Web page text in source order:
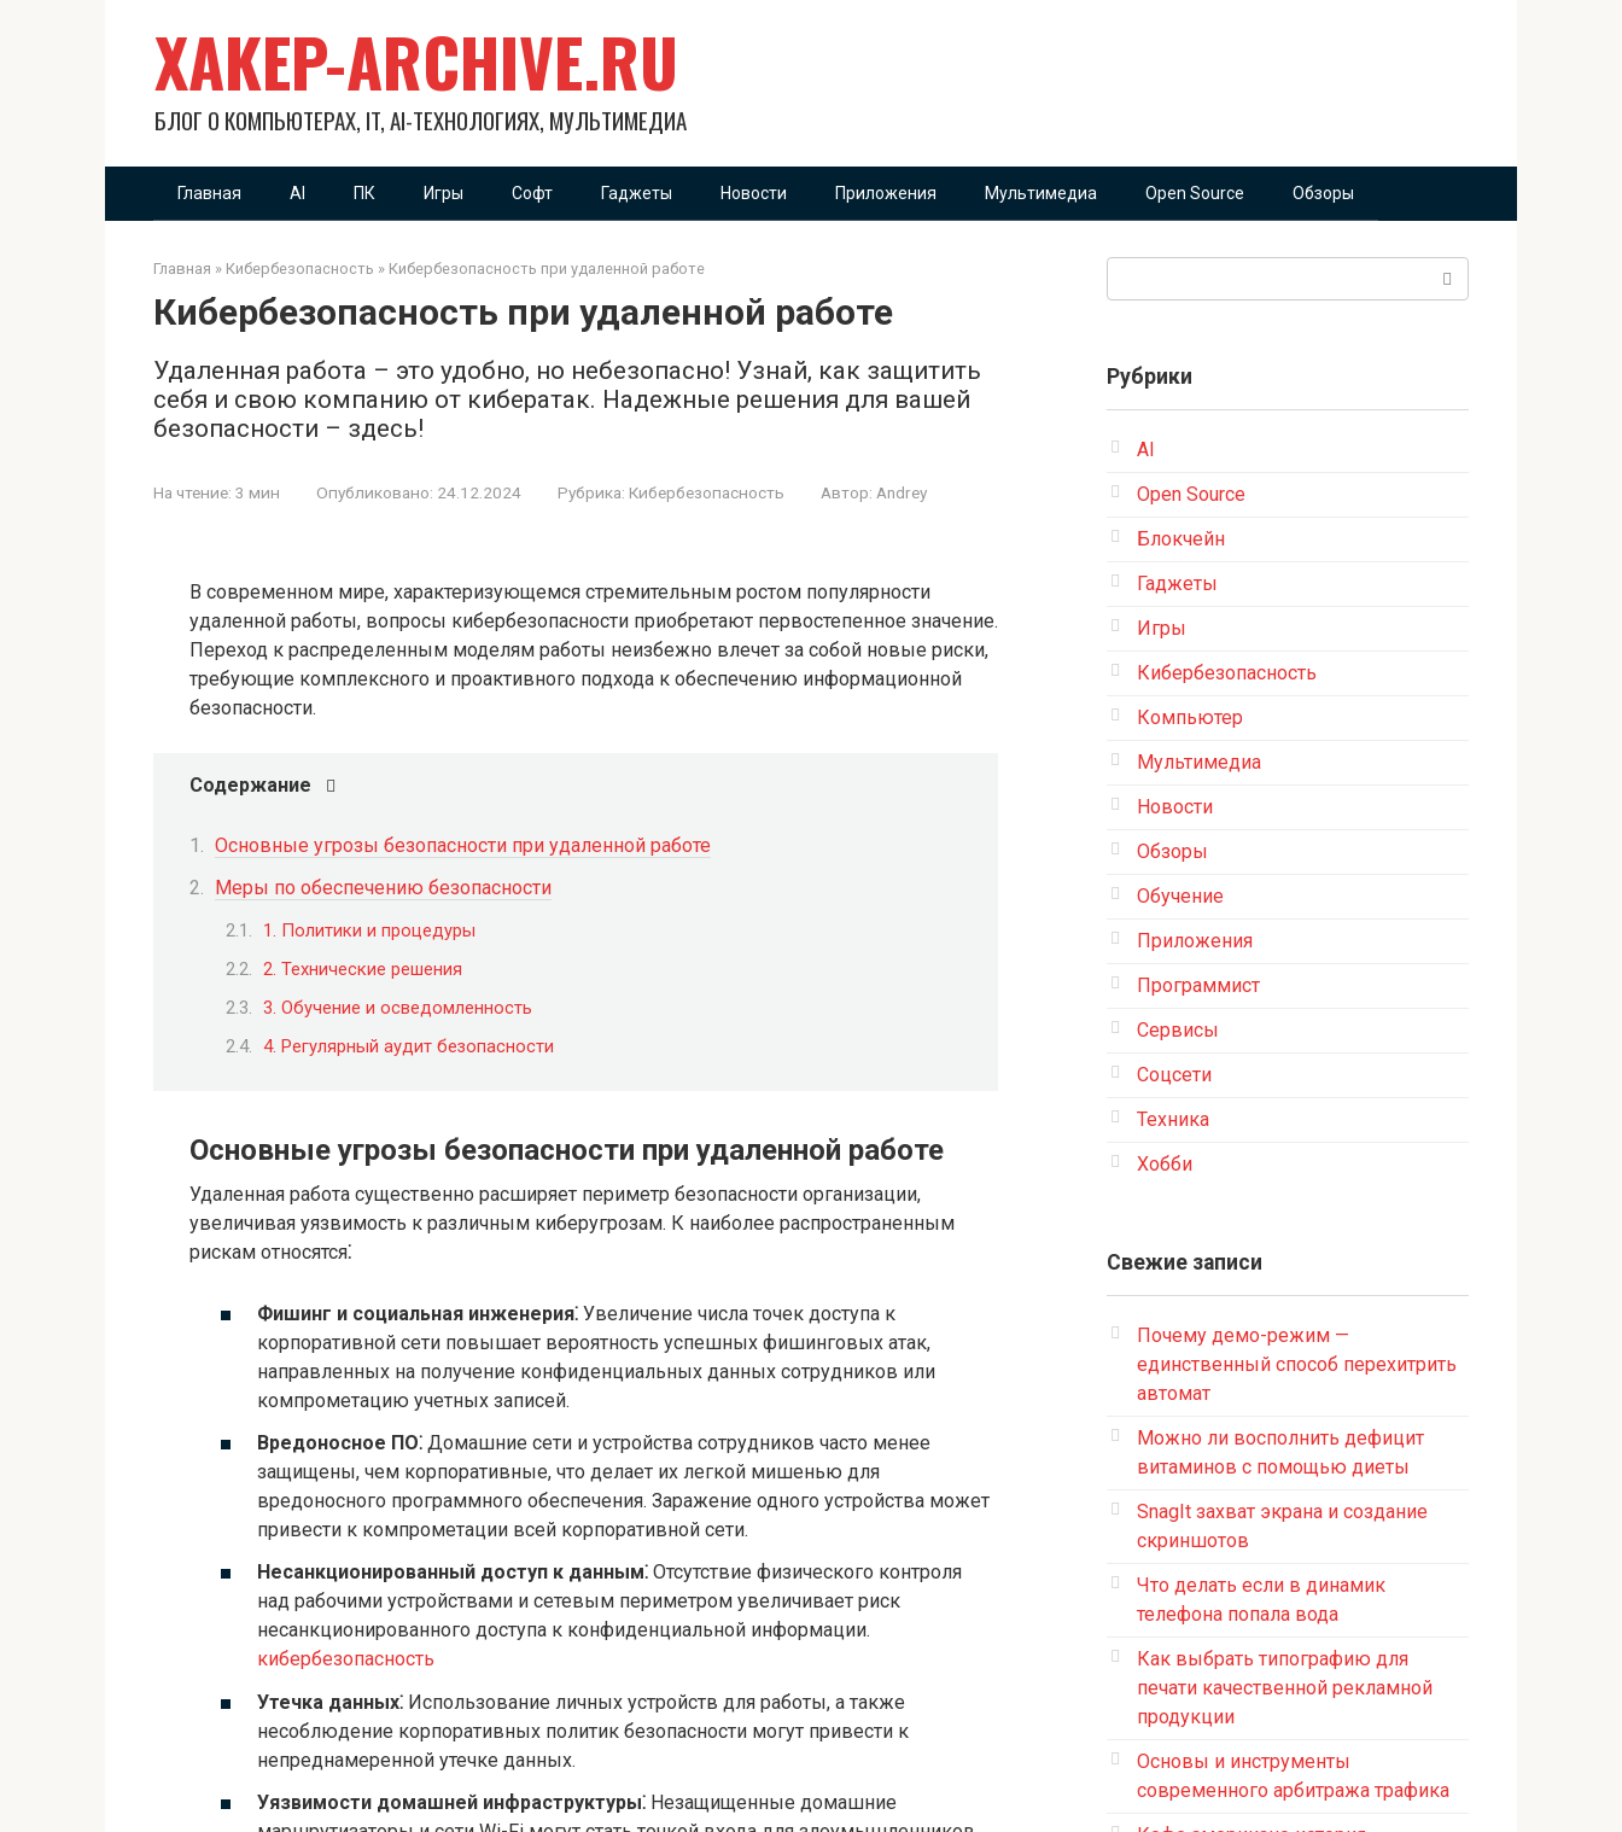
XAKEP-ARCHIVE.RU
БЛОГ О КОМПЬЮТЕРАХ, IT, AI-ТЕХНОЛОГИЯХ, МУЛЬТИМЕДИА
Главная AI ПК Игры Софт Гаджеты Новости Приложения Мультимедиа Open Source Обзоры
Главная » Кибербезопасность » Кибербезопасность при удаленной работе
Кибербезопасность при удаленной работе
Удаленная работа – это удобно, но небезопасно! Узнай, как защитить
себя и свою компанию от кибератак. Надежные решения для вашей
безопасности – здесь!
На чтение: 3 мин Опубликовано: 24.12.2024 Рубрика: Кибербезопасность Автор: Andrey
В современном мире, характеризующемся стремительным ростом популярности
удаленной работы, вопросы кибербезопасности приобретают первостепенное значение.
Переход к распределенным моделям работы неизбежно влечет за собой новые риски,
требующие комплексного и проактивного подхода к обеспечению информационной
безопасности.
Содержание
Основные угрозы безопасности при удаленной работе
Меры по обеспечению безопасности
1. Политики и процедуры
2. Технические решения
3. Обучение и осведомленность
4. Регулярный аудит безопасности
Основные угрозы безопасности при удаленной работе
Удаленная работа существенно расширяет периметр безопасности организации,
увеличивая уязвимость к различным киберугрозам. К наиболее распространенным
рискам относятся⁚
Фишинг и социальная инженерия⁚ Увеличение числа точек доступа к
корпоративной сети повышает вероятность успешных фишинговых атак,
направленных на получение конфиденциальных данных сотрудников или
компрометацию учетных записей.
Вредоносное ПО⁚ Домашние сети и устройства сотрудников часто менее
защищены, чем корпоративные, что делает их легкой мишенью для
вредоносного программного обеспечения. Заражение одного устройства может
привести к компрометации всей корпоративной сети.
Несанкционированный доступ к данным⁚ Отсутствие физического контроля
над рабочими устройствами и сетевым периметром увеличивает риск
несанкционированного доступа к конфиденциальной информации.
кибербезопасность
Утечка данных⁚ Использование личных устройств для работы, а также
несоблюдение корпоративных политик безопасности могут привести к
непреднамеренной утечке данных.
Уязвимости домашней инфраструктуры⁚ Незащищенные домашние
Рубрики
AI
Open Source
Блокчейн
Гаджеты
Игры
Кибербезопасность
Компьютер
Мультимедиа
Новости
Обзоры
Обучение
Приложения
Программист
Сервисы
Соцсети
Техника
Хобби
Свежие записи
Почему демо-режим —
единственный способ перехитрить
автомат
Можно ли восполнить дефицит
витаминов с помощью диеты
SnagIt захват экрана и создание
скриншотов
Что делать если в динамик
телефона попала вода
Как выбрать типографию для
печати качественной рекламной
продукции
Основы и инструменты
современного арбитража трафика